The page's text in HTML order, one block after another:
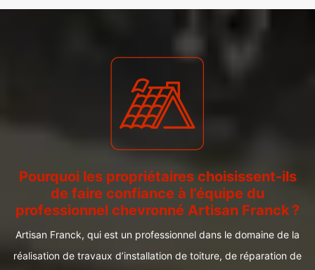
Pourquoi les propriétaires choisissent-ils
de faire confiance à l’équipe du
professionnel chevronné Artisan Franck ?
Artisan Franck, qui est un professionnel dans le domaine de la
réalisation de travaux d’installation de toiture, de réparation de